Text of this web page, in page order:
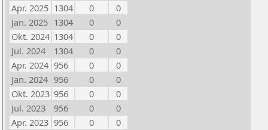
Apr. 2025 1304 0
0
Jan. 2025 1304 0
0
Okt. 2024 1304 0
0
Jul. 2024
1304 0
0
Apr. 2024 956 0
0
Jan. 2024 956 0
0
Okt. 2023 956 0
0
Jul. 2023
956 0
0
Apr. 2023 956 0
0